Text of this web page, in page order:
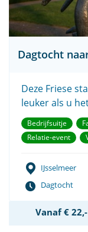
Dagtocht
Deze Friese
leuker als u
Bedrijfsuitje
Relatie-event
IJsselmeer
Dagtocht
Vanaf €